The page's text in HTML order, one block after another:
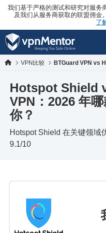
我们基于严格的测试和研究对服务
及我们从服务商获取的联盟佣金
了
VPN比较 BTGuard VPN vs
Hotspot Shield
VPN：2026 年
你？
Hotspot Shield 在关键领域
9.1/10